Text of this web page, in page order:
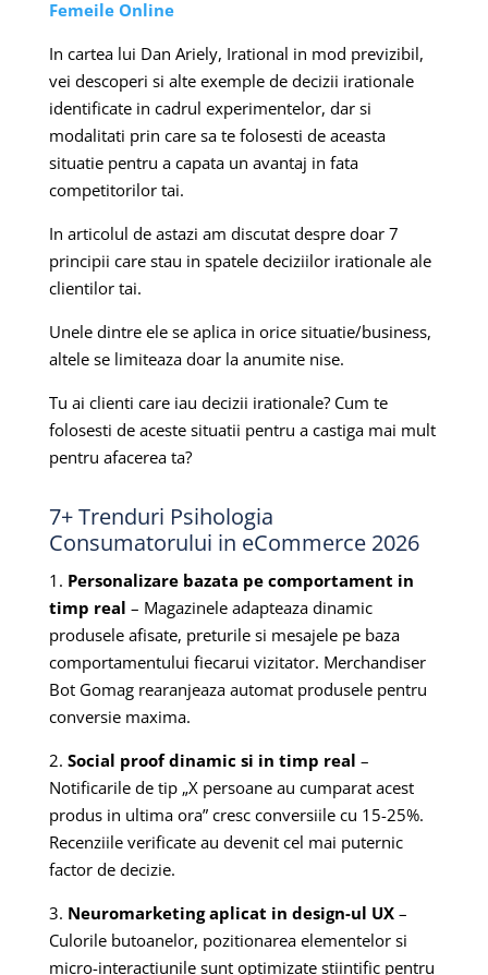
Femeile Online
In cartea lui Dan Ariely, Irational in mod previzibil,
vei descoperi si alte exemple de decizii irationale
identificate in cadrul experimentelor, dar si
modalitati prin care sa te folosesti de aceasta
situatie pentru a capata un avantaj in fata
competitorilor tai.
In articolul de astazi am discutat despre doar 7
principii care stau in spatele deciziilor irationale ale
clientilor tai.
Unele dintre ele se aplica in orice situatie/business,
altele se limiteaza doar la anumite nise.
Tu ai clienti care iau decizii irationale? Cum te
folosesti de aceste situatii pentru a castiga mai mult
pentru afacerea ta?
7+ Trenduri Psihologia
Consumatorului in eCommerce 2026
1. Personalizare bazata pe comportament in
timp real – Magazinele adapteaza dinamic
produsele afisate, preturile si mesajele pe baza
comportamentului fiecarui vizitator. Merchandiser
Bot Gomag rearanjeaza automat produsele pentru
conversie maxima.
2. Social proof dinamic si in timp real –
Notificarile de tip „X persoane au cumparat acest
produs in ultima ora” cresc conversiile cu 15-25%.
Recenziile verificate au devenit cel mai puternic
factor de decizie.
3. Neuromarketing aplicat in design-ul UX–
Culorile butoanelor, pozitionarea elementelor si
micro-interactiunile sunt optimizate stiintific pentru